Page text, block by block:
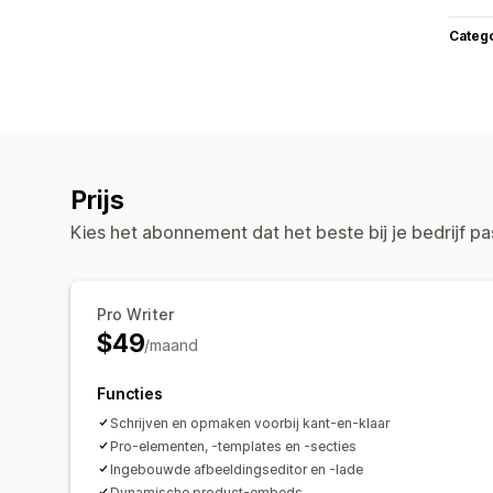
Prijs
Kies het abonnement dat het beste bij je bedrijf
Pro Writer
$49/maand
Functies
Schrijven en opmaken voorbij kant-en-klaar
Pro-elementen, -templates en -secties
Ingebouwde afbeeldingseditor en -lade